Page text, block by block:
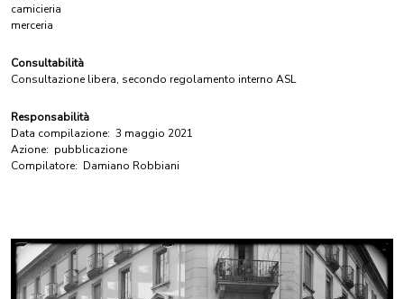
camicieria
merceria
Consultabilità
Consultazione libera, secondo regolamento interno ASL
Responsabilità
Data compilazione: 3 maggio 2021
Azione: pubblicazione
Compilatore: Damiano Robbiani